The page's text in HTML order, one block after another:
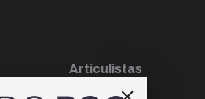
Articulistas
Décio Freire